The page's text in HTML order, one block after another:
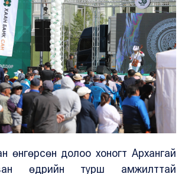
өнгөрсөн долоо хоногт Архангай
өдрийн турш амжилттай